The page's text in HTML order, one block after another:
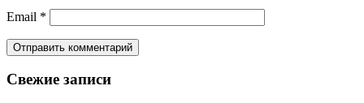
Email *
Свежие записи